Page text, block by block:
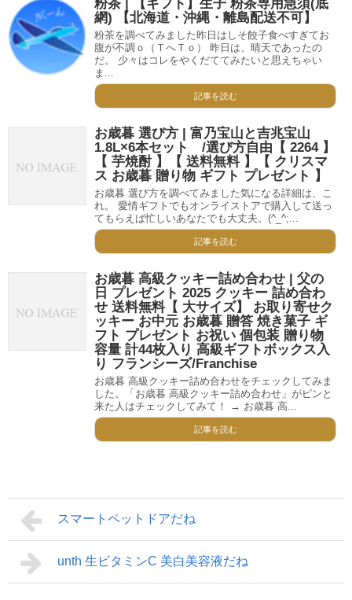
粉茶 | 【ギフト】生子 粉茶専用急須(底
網) 【北海道・沖縄・離島配送不可】
粉茶を調べてみました昨日はしそ餃子食べすぎてお
腹が不調ｏ（ＴへＴｏ） 昨日は、晴天であったの
だ。 少々はコレをやくだててみたいと思えちゃい
ま...
記事を読む
お歳暮 選び方 | 富乃宝山と吉兆宝山
1.8L×6本セット /選び方自由【 2264 】
【 芋焼酎 】【 送料無料 】【 クリスマ
ス お歳暮 贈り物 ギフト プレゼント 】
お歳暮 選び方を調べてみました気になる詳細は、こ
れ。 愛情ギフトでもオンライストアで購入して送っ
てもらえば忙しいあなたでも大丈夫。(^_^;...
記事を読む
お歳暮 高級クッキー詰め合わせ | 父の
日 プレゼント 2025 クッキー 詰め合わ
せ 送料無料【 大サイズ】 お取り寄せク
ッキー お中元 お歳暮 贈答 焼き菓子 ギ
フト プレゼント お祝い 個包装 贈り物
容量 計44枚入り 高級ギフトボックス入
り フランシーズ/Franchise
お歳暮 高級クッキー詰め合わせをチェックしてみま
した。「お歳暮 高級クッキー詰め合わせ」がピンと
来た人はチェックしてみて！ → お歳暮 高...
記事を読む
スマートペットドアだね
unth 生ビタミンC 美白美容液だね